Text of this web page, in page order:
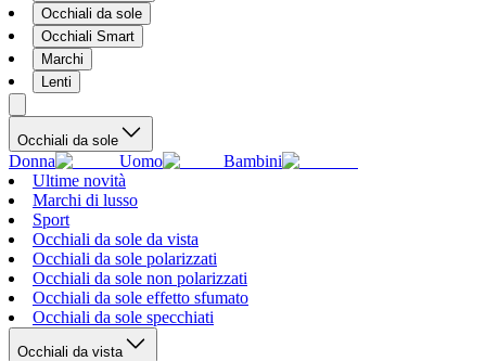
Occhiali da sole
Occhiali Smart
Marchi
Lenti
Occhiali da sole
Donna Uomo
Bambini
Ultime novità
Marchi di lusso
Sport
Occhiali da sole da vista
Occhiali da sole polarizzati
Occhiali da sole non polarizzati
Occhiali da sole effetto sfumato
Occhiali da sole specchiati
Occhiali da vista